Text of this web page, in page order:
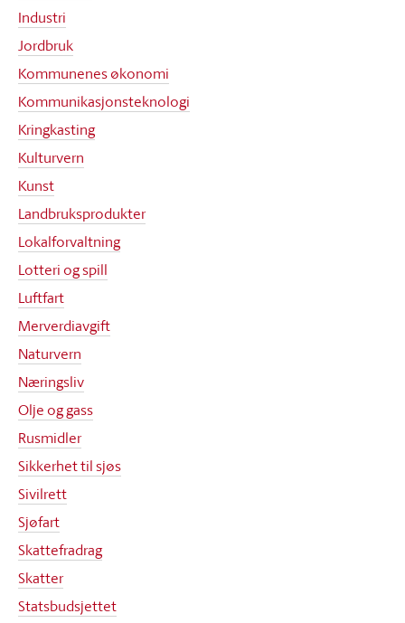
Industri
Jordbruk
Kommunenes økonomi
Kommunikasjonsteknologi
Kringkasting
Kulturvern
Kunst
Landbruksprodukter
Lokalforvaltning
Lotteri og spill
Luftfart
Merverdiavgift
Naturvern
Næringsliv
Olje og gass
Rusmidler
Sikkerhet til sjøs
Sivilrett
Sjøfart
Skattefradrag
Skatter
Statsbudsjettet